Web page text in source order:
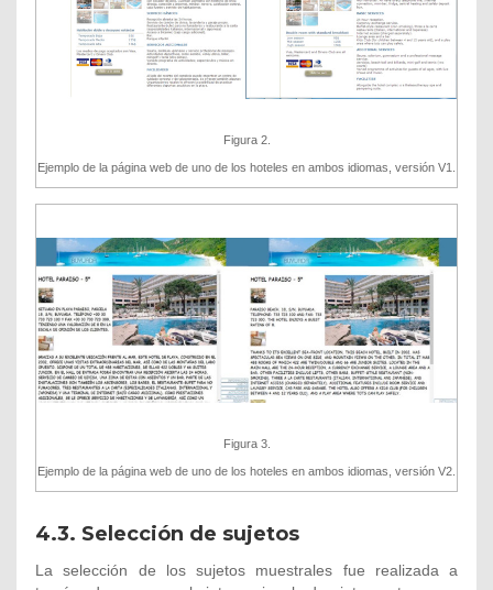
Figura 2.
Ejemplo de la página web de uno de los hoteles en ambos idiomas, versión V1.
Figura 3.
Ejemplo de la página web de uno de los hoteles en ambos idiomas, versión V2.
4.3. Selección de sujetos
La selección de los sujetos muestrales fue realizada a